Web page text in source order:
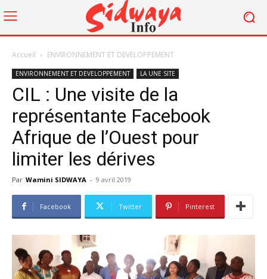
Accueil ENVIRONNEMENT ET DEVELOPPEMENT
ENVIRONNEMENT ET DEVELOPPEMENT LA UNE SITE
CIL : Une visite de la
représentante Facebook
Afrique de l’Ouest pour
limiter les dérives
Par Wamini SIDWAYA - 9 avril 2019
Facebook Twitter Pinterest